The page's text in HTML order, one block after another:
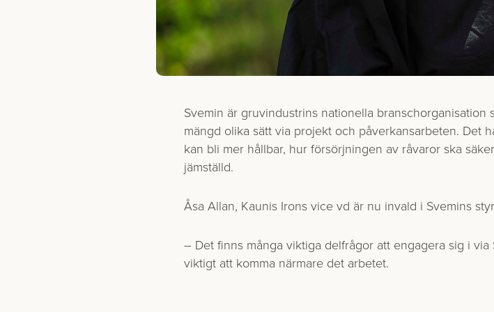
Svemin är gruvindustrins nationella
mängd olika sätt via projekt och påverkansarbeten. Det
kan bli mer hållbar, hur försörjningen av råvaror ska
jämställd.
Åsa Allan, Kaunis Irons vice vd är nu invald i Svemins
– Det finns många viktiga delfrågor att engagera sig i
viktigt att komma närmare det arbetet.